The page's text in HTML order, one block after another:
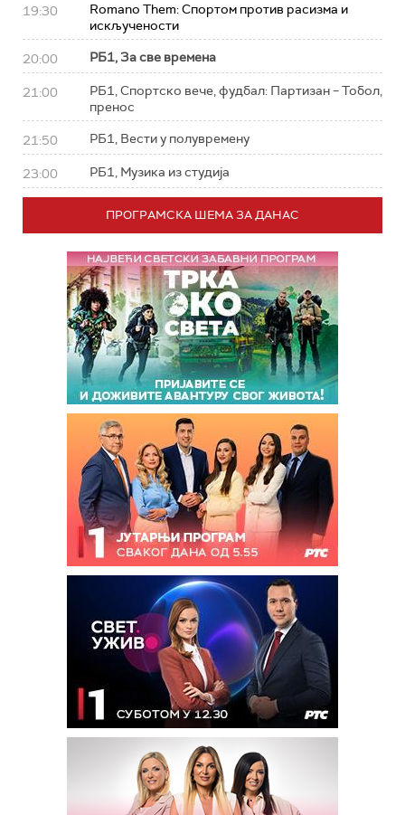
19:30
Romano Them: Спортом против расизма и
искључености
20:00 РБ1, За све времена
21:00
РБ1, Спортско вече, фудбал: Партизан – Тобол,
пренос
21:50 РБ1, Вести у полувремену
23:00 РБ1, Музика из студија
ПРОГРАМСКА ШЕМА ЗА ДАНАС